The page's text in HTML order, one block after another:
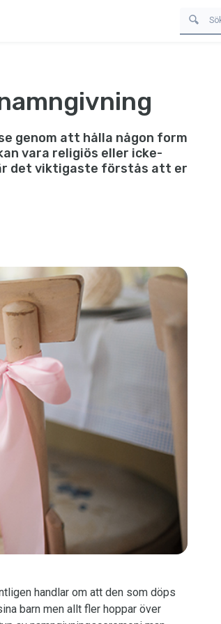
genom att hålla någon form
vara religiös eller icke-
det viktigaste förstås att er
handlar om att den som döps
barn men allt fler hoppar över